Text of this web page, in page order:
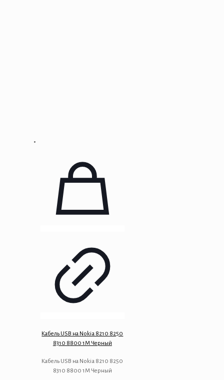
Кабель USB на Nokia 8210 8250
8310 8800 1M Черный
Кабель USB на Nokia 8210 8250
8310 8800 1M Черный